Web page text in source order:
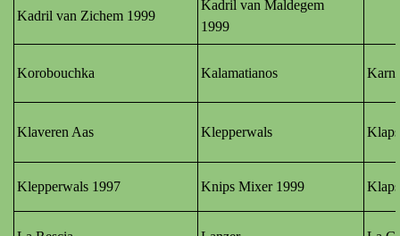
Kadril van Zichem 1999
Kadril van Maldegem
1999
Korobouchka Kalamatianos
Klaveren Aas Klepperwals
Klepperwals 1997 Knips Mixer 1999